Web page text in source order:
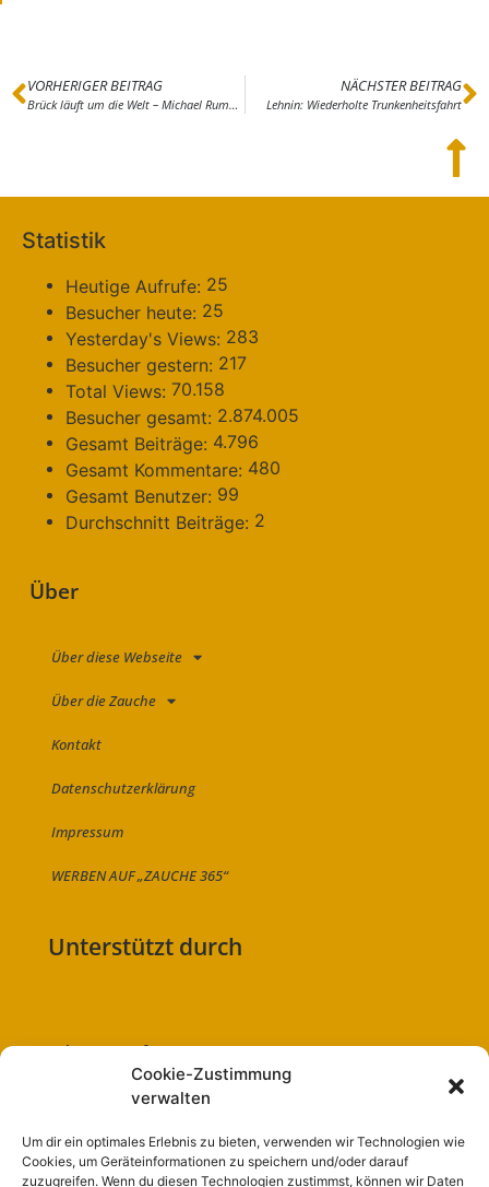
Cookie-Zustimmung
verwalten
Um dir ein optimales Erlebnis zu bieten, verwenden wir Technologien wie
Cookies, um Geräteinformationen zu speichern und/oder darauf
zuzugreifen. Wenn du diesen Technologien zustimmst, können wir Daten
VORHERIGER BEITRAG
Brück läuft um die Welt – Michael Rummennige läuft mit
NÄCHSTER BEITRAG
Lehnin: Wiederholte Trunkenheitsfahrt
Statistik
Heutige Aufrufe: 25
Besucher heute: 25
Yesterday's Views: 283
Besucher gestern: 217
Total Views: 70.158
Besucher gesamt: 2.874.005
Gesamt Beiträge: 4.796
Gesamt Kommentare: 480
Gesamt Benutzer: 99
Durchschnitt Beiträge: 2
Über
Über diese Webseite
Über die Zauche
Kontakt
Datenschutzerklärung
Impressum
WERBEN AUF „ZAUCHE 365“
Unterstützt durch
Folge uns auf:
Navigation